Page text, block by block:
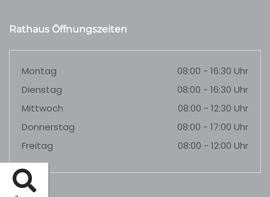
Rathaus Öffnungszeiten
Montag
08:00 - 16:30 Uhr
Dienstag
08:00 - 16:30 Uhr
Mittwoch
08:00 - 12:30 Uhr
Donnerstag
08:00 - 17:00 Uhr
Freitag
08:00 - 12:00 Uhr